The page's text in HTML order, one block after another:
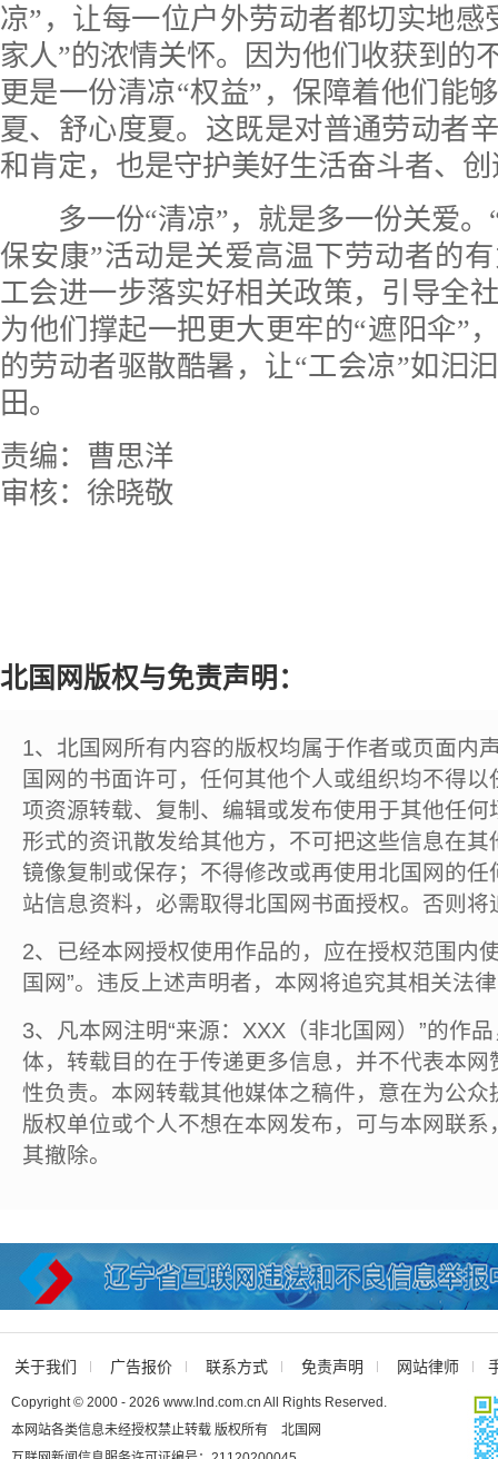
凉”，让每一位户外劳动者都切实地感
家人”的浓情关怀。因为他们收获到的
更是一份清凉“权益”，保障着他们能
夏、舒心度夏。这既是对普通劳动者
和肯定，也是守护美好生活奋斗者、
多一份“清凉”，就是多一份关爱。
保安康”活动是关爱高温下劳动者的
工会进一步落实好相关政策，引导全
为他们撑起一把更大更牢的“遮阳伞”
的劳动者驱散酷暑，让“工会凉”如汩
田。
责编：曹思洋
审核：徐晓敬
北国网版权与免责声明：
1、北国网所有内容的版权均属于作者或页面内
国网的书面许可，任何其他个人或组织均不得
项资源转载、复制、编辑或发布使用于其他任
形式的资讯散发给其他方，不可把这些信息在
镜像复制或保存；不得修改或再使用北国网的
站信息资料，必需取得北国网书面授权。否则将
2、已经本网授权使用作品的，应在授权范围内
国网”。违反上述声明者，本网将追究其相关法
3、凡本网注明“来源：XXX（非北国网）”的作
体，转载目的在于传递更多信息，并不代表本
性负责。本网转载其他媒体之稿件，意在为公
版权单位或个人不想在本网发布，可与本网联
其撤除。
关于我们 广告报价 联系方式 免责声明 网站律师
Copyright © 2000 - 2026 www.lnd.com.cn All Rights Reserved.
本网站各类信息未经授权禁止转载 版权所有 北国网